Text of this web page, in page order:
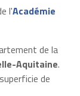
l'Académie
de la
Aquitaine.
de